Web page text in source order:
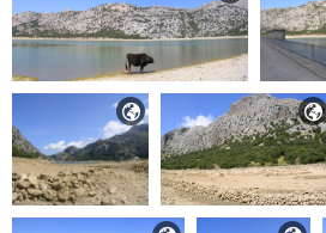
 